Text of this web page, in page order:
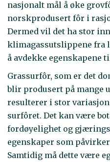
nasjonalt mål å øke
norskprodusert fôr i
Dermed vil det ha stor
klimagassutslippene fra
å avdekke egenskapene
Grassurfôr, som er det
blir produsert på mange
resulterer i stor
surfôret. Det kan være
fordøyelighet og
egenskaper som
Samtidig må dette være